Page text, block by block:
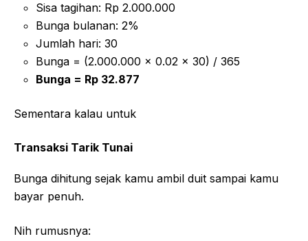
Sisa tagihan: Rp 2.000.000
Bunga bulanan: 2%
Jumlah hari: 30
Bunga = (2.000.000 x 0.02 x 30) / 365
Bunga = Rp 32.877
Sementara kalau untuk
Transaksi Tarik Tunai
Bunga dihitung sejak kamu ambil duit sampai kamu
bayar penuh.
Nih rumusnya: